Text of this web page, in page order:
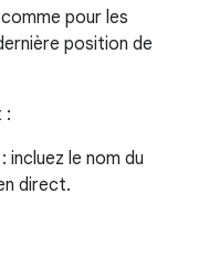
pour les
position de
:
incluez le nom du
direct.